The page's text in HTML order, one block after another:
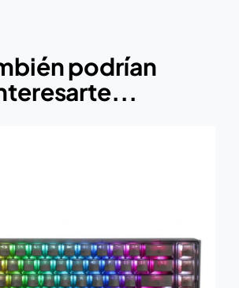
podrían